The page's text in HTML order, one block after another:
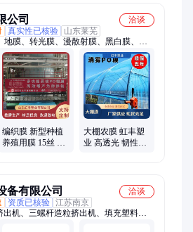
公司
洽谈
真实性已核验
山东莱芜
地膜、转光膜、漫散射膜、黑白膜、灌
编织膜 新型种植
养殖用膜 15丝 农
大棚农膜 虹丰塑
业 高透光 韧性强
备有限公司
洽谈
资质已核验 江苏南京
出机、三螺杆造粒挤出机、填充塑料造
料造粒机、加热器、螺纹元件、塑料造